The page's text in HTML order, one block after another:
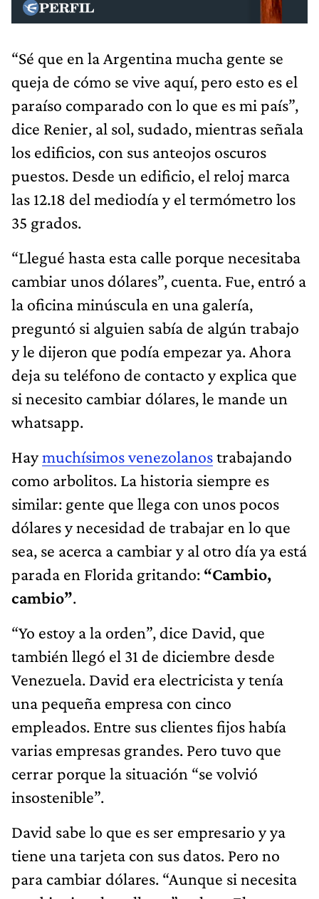
“Sé que en la Argentina mucha gente se
queja de cómo se vive aquí, pero esto es el
paraíso comparado con lo que es mi país”,
dice Renier, al sol, sudado, mientras señala
los edificios, con sus anteojos oscuros
puestos. Desde un edificio, el reloj marca
las 12.18 del mediodía y el termómetro los
35 grados.
“Llegué hasta esta calle porque necesitaba
cambiar unos dólares”, cuenta. Fue, entró a
la oficina minúscula en una galería,
preguntó si alguien sabía de algún trabajo
y le dijeron que podía empezar ya. Ahora
deja su teléfono de contacto y explica que
si necesito cambiar dólares, le mande un
whatsapp.
Haymuchísimos venezolanostrabajando
como arbolitos. La historia siempre es
similar: gente que llega con unos pocos
dólares y necesidad de trabajar en lo que
sea, se acerca a cambiar y al otro día ya está
parada en Florida gritando: “Cambio,
cambio”.
“Yo estoy a la orden”, dice David, que
también llegó el 31 de diciembre desde
Venezuela. David era electricista y tenía
una pequeña empresa con cinco
empleados. Entre sus clientes fijos había
varias empresas grandes. Pero tuvo que
cerrar porque la situación “se volvió
insostenible”.
David sabe lo que es ser empresario y ya
tiene una tarjeta con sus datos. Pero no
para cambiar dólares. “Aunque si necesita